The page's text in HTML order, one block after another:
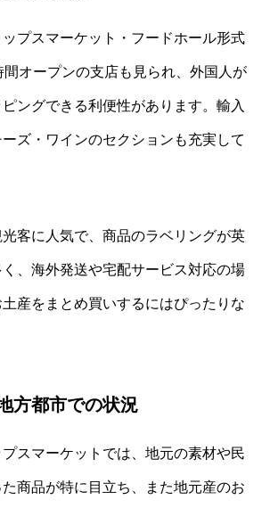
プスマーケット・フードホール形式
オープンの支店も見られ、外国人が
ングできる利便性があります。輸入
ズ・ワインのセクションも充実して
客に人気で、商品のラベリングが英
、海外発送や宅配サービス対応の場
産をまとめ買いするにはぴったりな
方都市での状況
スマーケットでは、地元の素材や民
商品が特に目立ち、また地元産のお